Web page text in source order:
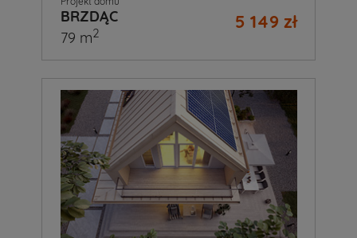
BRZDĄC 5 149 zł
79 m2